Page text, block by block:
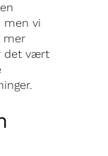
men vi
mer
det vært